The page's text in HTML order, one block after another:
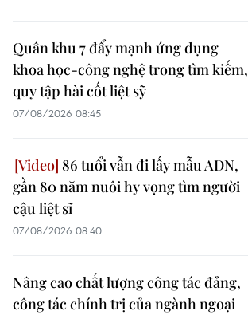
Quân khu 7 đẩy mạnh ứng dụng
khoa học-công nghệ trong tìm kiếm,
quy tập hài cốt liệt sỹ
07/08/2026 08:45
86 tuổi vẫn đi lấy mẫu ADN,
gần 80 năm nuôi hy vọng tìm người
cậu liệt sĩ
07/08/2026 08:40
Nâng cao chất lượng công tác đảng,
công tác chính trị của ngành ngoại